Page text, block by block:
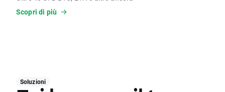
Scopri di più
Soluzioni